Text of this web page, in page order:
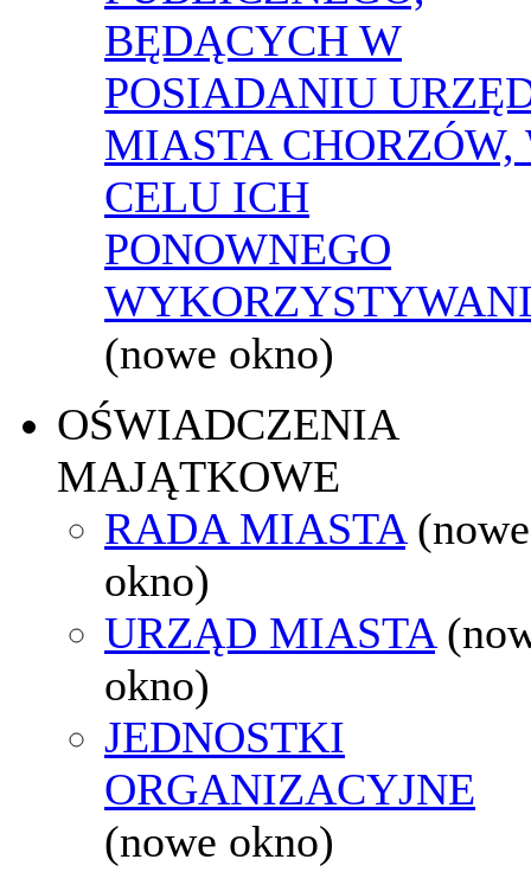
BĘDĄCYCH W
POSIADANIU
MIASTA CHORZÓW,
CELU ICH
PONOWNEGO
(nowe okno)
OŚWIADCZENIA
MAJĄTKOWE
RADA MIASTA (nowe
okno)
URZĄD MIASTA
okno)
JEDNOSTKI
ORGANIZACYJNE
(nowe okno)